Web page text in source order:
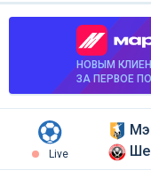
НОВЫМ
ЗА ПЕРВОЕ
Live